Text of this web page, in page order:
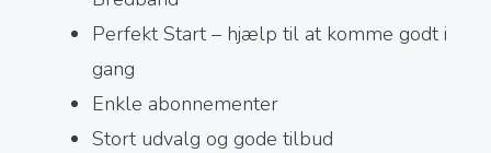
Perfekt Start – hjælp til at komme godt i
gang
Enkle abonnementer
Stort udvalg og gode tilbud